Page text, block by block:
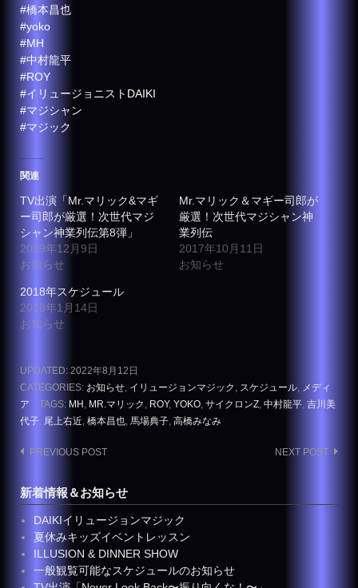
#橋本昌也
#yoko
#MH
#中村龍平
#ROY
#イリュージョニストDAIKI
#マジシャン
#マジック
関連
TV出演「Mr.マリック&マギ
ー司郎が厳選！次世代マジ
シャン神業列伝第8弾」
2019年12月9日
お知らせ
Mr.マリック＆マギー司郎が
厳選！次世代マジシャン神
業列伝
2017年10月11日
お知らせ
2018年スケジュール
2018年1月14日
お知らせ
UPDATED: 2022年8月12日
CATEGORIES: お知らせ, イリュージョンマジック , スケジュール, メディ
ア
TAGS: MH , MR.マリック , ROY, YOKO, サイクロンZ, 中村龍平, 吉川美
代子, 尾上右近, 橋本昌也, 馬場典子, 高橋みなみ
Post
PREVIOUS POST NEXT POST
新着情報＆お知らせ
DAIKIイリュージョンマジック
夏休みキッズイベントレッスン
ILLUSION & DINNER SHOW
一般観覧可能なスケジュールのお知らせ